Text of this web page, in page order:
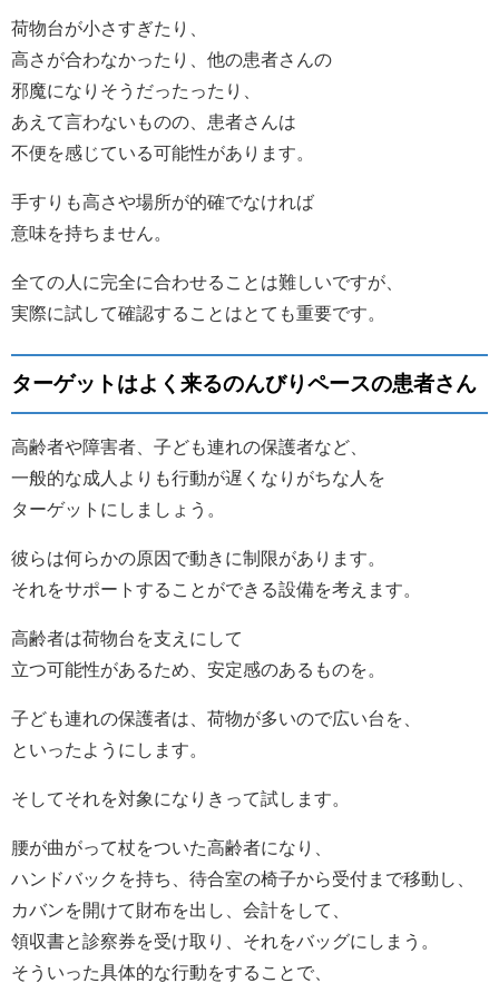
荷物台が小さすぎたり、
高さが合わなかったり、他の患者さんの
邪魔になりそうだったったり、
あえて言わないものの、患者さんは
不便を感じている可能性があります。
手すりも高さや場所が的確でなければ
意味を持ちません。
全ての人に完全に合わせることは難しいですが、
実際に試して確認することはとても重要です。
ターゲットはよく来るのんびりペースの患者さん
高齢者や障害者、子ども連れの保護者など、
一般的な成人よりも行動が遅くなりがちな人を
ターゲットにしましょう。
彼らは何らかの原因で動きに制限があります。
それをサポートすることができる設備を考えます。
高齢者は荷物台を支えにして
立つ可能性があるため、安定感のあるものを。
子ども連れの保護者は、荷物が多いので広い台を、
といったようにします。
そしてそれを対象になりきって試します。
腰が曲がって杖をついた高齢者になり、
ハンドバックを持ち、待合室の椅子から受付まで移動し、
カバンを開けて財布を出し、会計をして、
領収書と診察券を受け取り、それをバッグにしまう。
そういった具体的な行動をすることで、